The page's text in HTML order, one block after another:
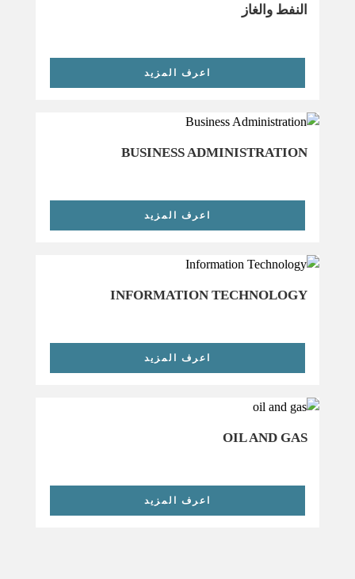
النفط والغاز
اعرف المزيد
BUSINESS ADMINISTRATION
اعرف المزيد
INFORMATION TECHNOLOGY
اعرف المزيد
OIL AND GAS
اعرف المزيد